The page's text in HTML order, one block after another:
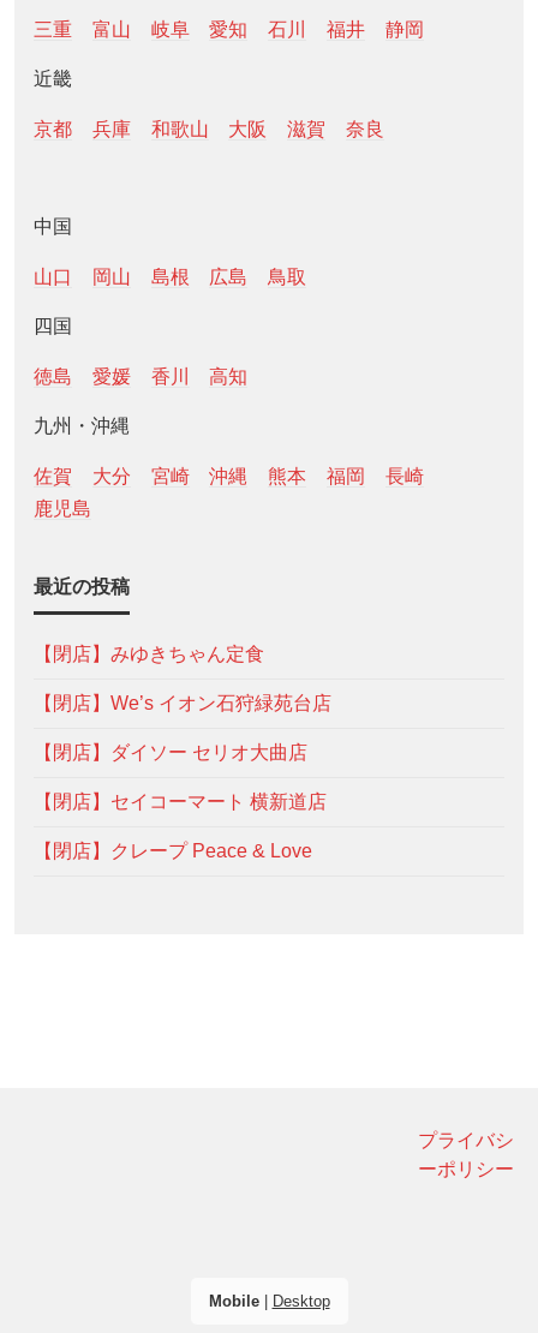
三重 富山 岐阜 愛知 石川 福井 静岡
近畿
京都 兵庫 和歌山 大阪 滋賀 奈良
中国
山口 岡山 島根 広島 鳥取
四国
徳島 愛媛 香川 高知
九州・沖縄
佐賀 大分 宮崎 沖縄 熊本 福岡
長崎
鹿児島
最近の投稿
【閉店】みゆきちゃん定食
【閉店】We’s イオン石狩緑苑台店
【閉店】ダイソー セリオ大曲店
【閉店】セイコーマート 横新道店
【閉店】クレープ Peace & Love
プライバシ
ーポリシー
Mobile| Desktop